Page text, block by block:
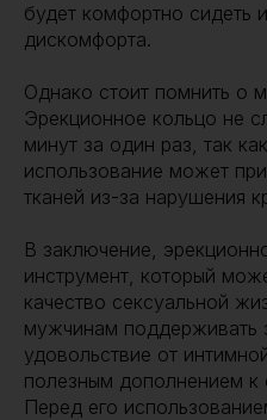
будет комфортно сидеть
дискомфорта.
Однако стоит помнить о
Эрекционное кольцо не
минут за один раз, так
использование может
тканей из-за нарушения
В заключение,
инструмент, который
качество сексуальной
мужчинам поддерживать
удовольствие от
полезным дополнением к
Перед его